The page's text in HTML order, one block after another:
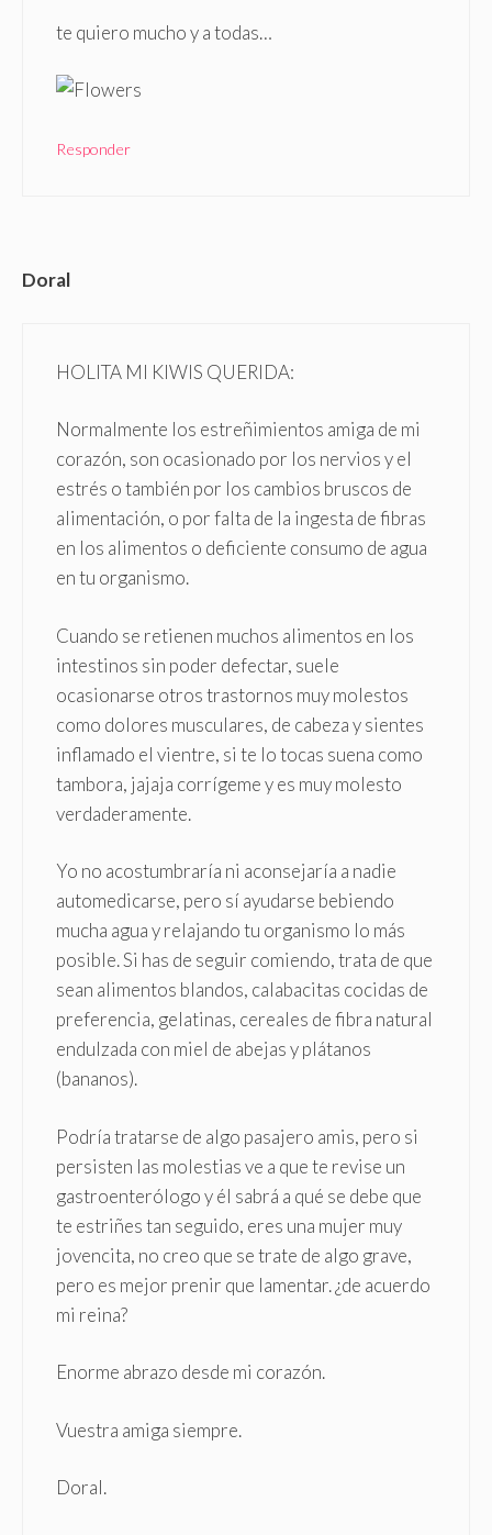
te quiero mucho y a todas…
Responder
Doral
HOLITA MI KIWIS QUERIDA:
Normalmente los estreñimientos amiga de mi
corazón, son ocasionado por los nervios y el
estrés o también por los cambios bruscos de
alimentación, o por falta de la ingesta de fibras
en los alimentos o deficiente consumo de agua
en tu organismo.
Cuando se retienen muchos alimentos en los
intestinos sin poder defectar, suele
ocasionarse otros trastornos muy molestos
como dolores musculares, de cabeza y sientes
inflamado el vientre, si te lo tocas suena como
tambora, jajaja corrígeme y es muy molesto
verdaderamente.
Yo no acostumbraría ni aconsejaría a nadie
automedicarse, pero sí ayudarse bebiendo
mucha agua y relajando tu organismo lo más
posible. Si has de seguir comiendo, trata de que
sean alimentos blandos, calabacitas cocidas de
preferencia, gelatinas, cereales de fibra natural
endulzada con miel de abejas y plátanos
(bananos).
Podría tratarse de algo pasajero amis, pero si
persisten las molestias ve a que te revise un
gastroenterólogo y él sabrá a qué se debe que
te estriñes tan seguido, eres una mujer muy
jovencita, no creo que se trate de algo grave,
pero es mejor prenir que lamentar. ¿de acuerdo
mi reina?
Enorme abrazo desde mi corazón.
Vuestra amiga siempre.
Doral.